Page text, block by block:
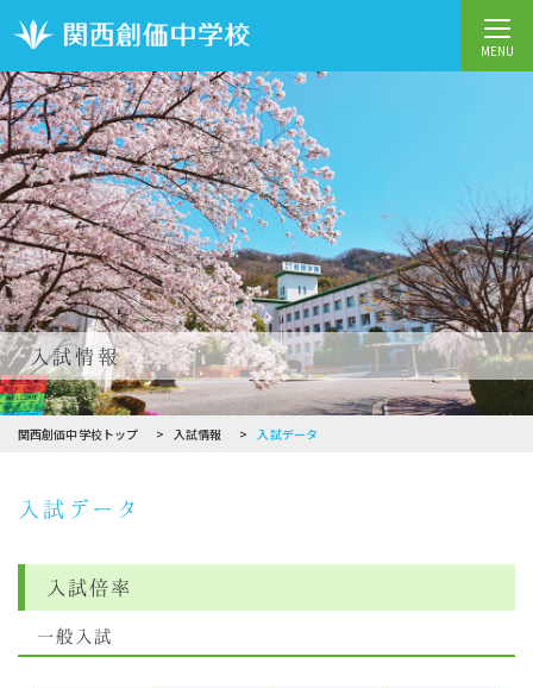
MENU
入試情報
関西創価中学校トップ 入試情報 入試データ
入試データ
入試倍率
一般入試